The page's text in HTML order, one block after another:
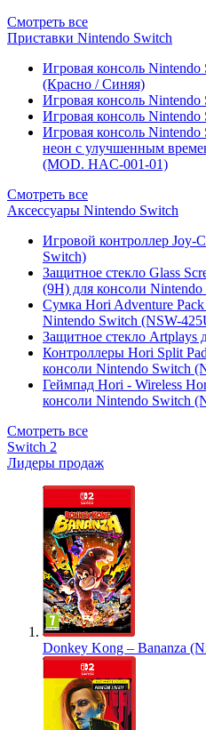
Смотреть все
Приставки Nintendo Switch
Игровая консоль
(Красно / Синяя)
Игровая консоль
Игровая консоль
Игровая консоль
неон с улучшенным
(MOD. HAC-001-01)
Смотреть все
Аксессуары Nintendo Switch
Игровой контроллер Joy-
Switch)
Защитное стекло Glass
(9H) для консоли Nintendo
Сумка Hori Adventure
Nintendo Switch (NSW-
Защитное стекло Artplays
Контроллеры Hori Split
консоли Nintendo Switch
Геймпад Hori - Wireless
консоли Nintendo Switch
Смотреть все
Switch 2
Лидеры продаж
Donkey Kong – Bananza